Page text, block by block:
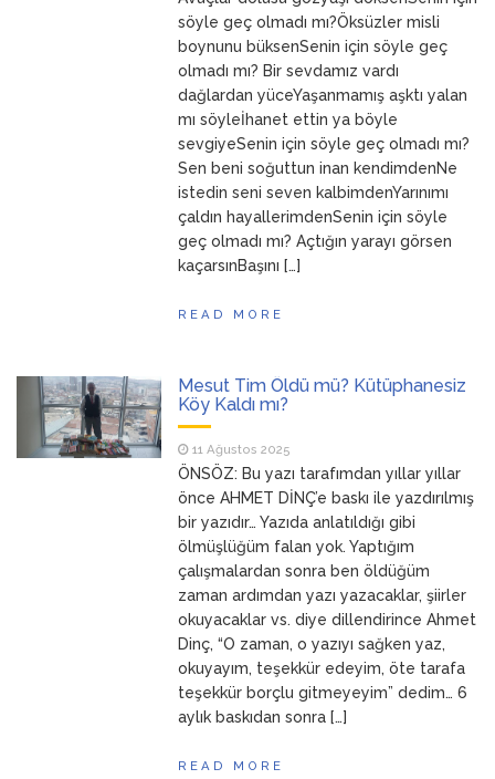
ANNEMsöyle geç olmadı mı?Öksüzler misli
boynunu büksenSenin için söyle geç
olmadı mı? Bir sevdamız vardı
dağlardan yüceYaşanmamış aşktı yalan
mı söyleİhanet ettin ya böyle
sevgiyeSenin için söyle geç olmadı mı?
Sen beni soğuttun inan kendimdenNe
istedin seni seven kalbimdenYarınımı
çaldın hayallerimdenSenin için söyle
geç olmadı mı? Açtığın yarayı görsen
kaçarsınBaşını […]
READ MORE
Mesut Tim Öldü mü? Kütüphanesiz
Köy Kaldı mı?
11 Ağustos 2025
ÖNSÖZ: Bu yazı tarafımdan yıllar yıllar
önce AHMET DİNÇ’e baskı ile yazdırılmış
bir yazıdır… Yazıda anlatıldığı gibi
ölmüşlüğüm falan yok. Yaptığım
çalışmalardan sonra ben öldüğüm
zaman ardımdan yazı yazacaklar, şiirler
okuyacaklar vs. diye dillendirince Ahmet
Dinç, “O zaman, o yazıyı sağken yaz,
okuyayım, teşekkür edeyim, öte tarafa
teşekkür borçlu gitmeyeyim” dedim… 6
aylık baskıdan sonra […]
READ MORE